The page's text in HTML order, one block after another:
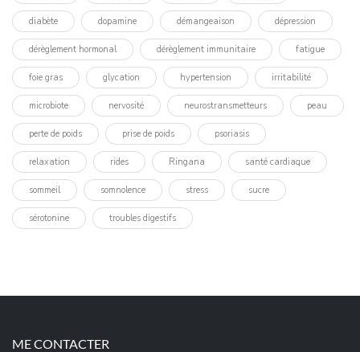
diabète dopamine démangeaison dépression
dérèglement hormonal dérèglement immunitaire fatigue
foie gras glycation hypertension irritabilité
microbiote nervosité neurostransmetteurs peau
perte de poids prise de poids psoriasis
relaxation rides Ringana santé cardiaque
sommeil somnolence stress sucre
sérotonine troubles digestifs
ME CONTACTER